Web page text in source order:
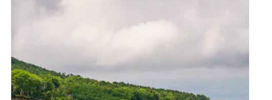
со стрелки нагоре и надолу или истражувајте со допирање или со лизгање.